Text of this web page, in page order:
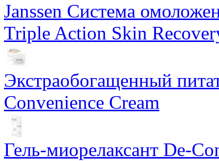
Janssen Система
Triple Action Skin
Экстраобогащенный
Convenience Cream
Гель-миорелаксант De-